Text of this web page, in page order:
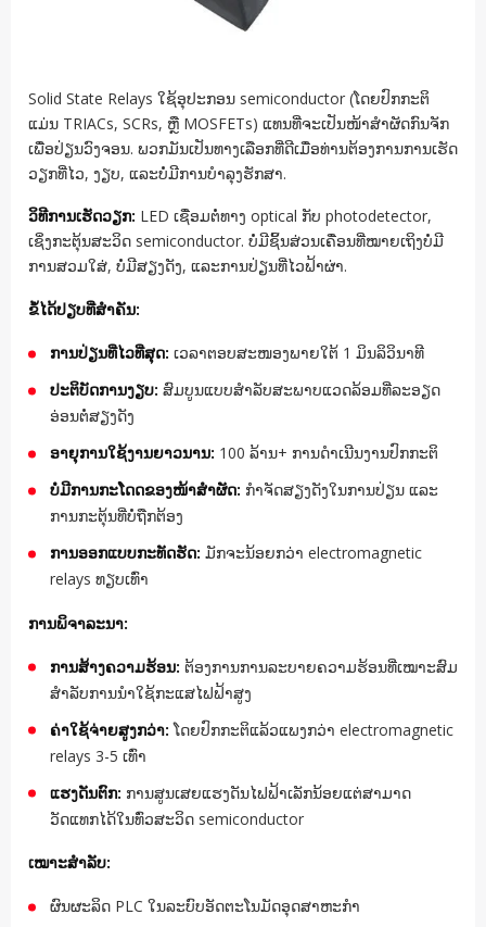
Solid State Relays ໃຊ້ອຸປະກອນ semiconductor (ໂດຍປົກກະຕິ
ແມ່ນ TRIACs, SCRs, ຫຼື MOSFETs) ແທນທີ່ຈະເປັນໜ້າສຳຜັດກົນຈັກ
ເພື່ອປ່ຽນວົງຈອນ. ພວກມັນເປັນທາງເລືອກທີ່ດີເມື່ອທ່ານຕ້ອງການການເຮັດ
ວຽກທີ່ໄວ, ງຽບ, ແລະບໍ່ມີການບຳລຸງຮັກສາ.
ວິທີການເຮັດວຽກ: LED ເຊື່ອມຕໍ່ທາງ optical ກັບ photodetector,
ເຊິ່ງກະຕຸ້ນສະວິດ semiconductor. ບໍ່ມີຊິ້ນສ່ວນເຄື່ອນທີ່ໝາຍເຖິງບໍ່ມີ
ການສວມໃສ່, ບໍ່ມີສຽງດັງ, ແລະການປ່ຽນທີ່ໄວຟ້າຜ່າ.
ຂໍ້ໄດ້ປຽບທີ່ສໍາຄັນ:
ການປ່ຽນທີ່ໄວທີ່ສຸດ: ເວລາຕອບສະໜອງພາຍໃຕ້ 1 ມິນລິວິນາທີ
ປະຕິບັດການງຽບ: ສົມບູນແບບສຳລັບສະພາບແວດລ້ອມທີ່ລະອຽດ
ອ່ອນຕໍ່ສຽງດັງ
ອາຍຸການໃຊ້ງານຍາວນານ: 100 ລ້ານ+ ການດຳເນີນງານປົກກະຕິ
ບໍ່ມີການກະໂດດຂອງໜ້າສຳຜັດ: ກຳຈັດສຽງດັງໃນການປ່ຽນ ແລະ
ການກະຕຸ້ນທີ່ບໍ່ຖືກຕ້ອງ
ການອອກແບບກະທັດຮັດ: ມັກຈະນ້ອຍກວ່າ electromagnetic
relays ທຽບເທົ່າ
ການພິຈາລະນາ:
ການສ້າງຄວາມຮ້ອນ: ຕ້ອງການການລະບາຍຄວາມຮ້ອນທີ່ເໝາະສົມ
ສຳລັບການນຳໃຊ້ກະແສໄຟຟ້າສູງ
ຄ່າໃຊ້ຈ່າຍສູງກວ່າ: ໂດຍປົກກະຕິແລ້ວແພງກວ່າ electromagnetic
relays 3-5 ເທົ່າ
ແຮງດັນຕົກ: ການສູນເສຍແຮງດັນໄຟຟ້າເລັກນ້ອຍແຕ່ສາມາດ
ວັດແທກໄດ້ໃນທົ່ວສະວິດ semiconductor
ເໝາະສຳລັບ:
ຜົນຜະລິດ PLC ໃນລະບົບອັດຕະໂນມັດອຸດສາຫະກໍາ